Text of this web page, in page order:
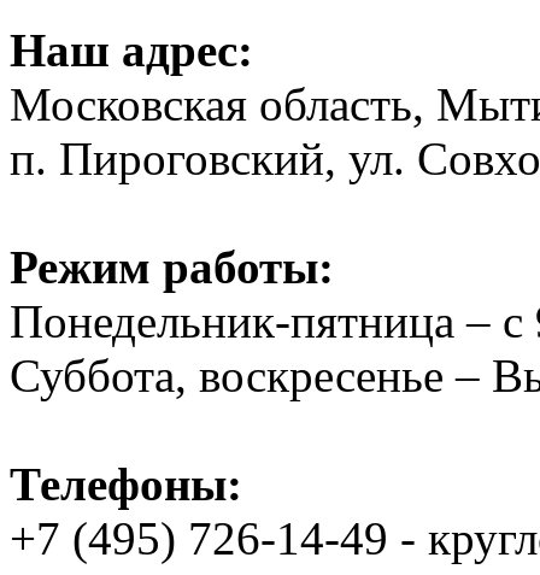
Наш адрес:
Московская область,
п. Пироговский, ул.
Режим работы:
Понедельник-пятница –
Суббота, воскресенье –
Телефоны:
+7 (495) 726-14-49 -